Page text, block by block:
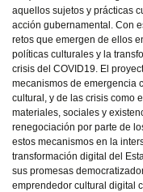
aquellos sujetos y prácticas
acción gubernamental. Con
retos que emergen de ellos
políticas culturales y la
crisis del COVID19. El
mecanismos de emergencia
cultural, y de las crisis como
materiales, sociales y
renegociación por parte de
estos mecanismos en la
transformación digital del
sus promesas
emprendedor cultural digital